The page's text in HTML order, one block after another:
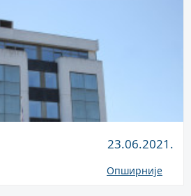
23.06.2021.
Опширније